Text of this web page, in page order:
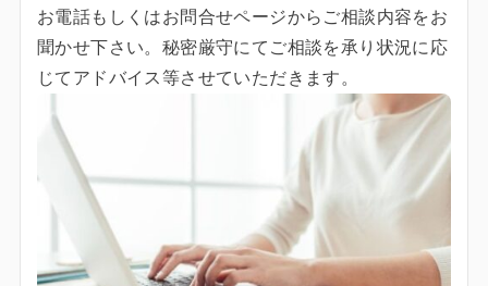
お電話もしくはお問合せページからご相談内容をお
聞かせ下さい。秘密厳守にてご相談を承り状況に応
じてアドバイス等させていただきます。